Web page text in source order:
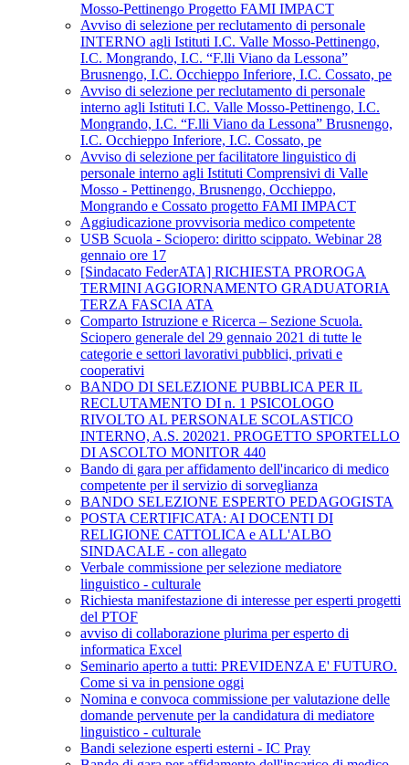
Mosso-Pettinengo Progetto FAMI IMPACT
Avviso di selezione per reclutamento di personale
INTERNO agli Istituti I.C. Valle Mosso-Pettinengo,
I.C. Mongrando, I.C. “F.lli Viano da Lessona”
Brusnengo, I.C. Occhieppo Inferiore, I.C. Cossato, pe
Avviso di selezione per reclutamento di personale
interno agli Istituti I.C. Valle Mosso-Pettinengo, I.C.
Mongrando, I.C. “F.lli Viano da Lessona” Brusnengo,
I.C. Occhieppo Inferiore, I.C. Cossato, pe
Avviso di selezione per facilitatore linguistico di
personale interno agli Istituti Comprensivi di Valle
Mosso - Pettinengo, Brusnengo, Occhieppo,
Mongrando e Cossato progetto FAMI IMPACT
Aggiudicazione provvisoria medico competente
USB Scuola - Sciopero: diritto scippato. Webinar 28
gennaio ore 17
[Sindacato FederATA] RICHIESTA PROROGA
TERMINI AGGIORNAMENTO GRADUATORIA
TERZA FASCIA ATA
Comparto Istruzione e Ricerca – Sezione Scuola.
Sciopero generale del 29 gennaio 2021 di tutte le
categorie e settori lavorativi pubblici, privati e
cooperativi
BANDO DI SELEZIONE PUBBLICA PER IL
RECLUTAMENTO DI n. 1 PSICOLOGO
RIVOLTO AL PERSONALE SCOLASTICO
INTERNO, A.S. 202021. PROGETTO SPORTELLO
DI ASCOLTO MONITOR 440
Bando di gara per affidamento dell'incarico di medico
competente per il servizio di sorveglianza
BANDO SELEZIONE ESPERTO PEDAGOGISTA
POSTA CERTIFICATA: AI DOCENTI DI
RELIGIONE CATTOLICA e ALL'ALBO
SINDACALE - con allegato
Verbale commissione per selezione mediatore
linguistico - culturale
Richiesta manifestazione di interesse per esperti progetti
del PTOF
avviso di collaborazione plurima per esperto di
informatica Excel
Seminario aperto a tutti: PREVIDENZA E' FUTURO.
Come si va in pensione oggi
Nomina e convoca commissione per valutazione delle
domande pervenute per la candidatura di mediatore
linguistico - culturale
Bandi selezione esperti esterni - IC Pray